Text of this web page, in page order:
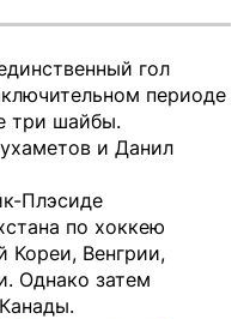
гол
периоде
три шайбы.
и Данил
Плэсиде
по хоккею
Кореи, Венгрии,
Однако затем